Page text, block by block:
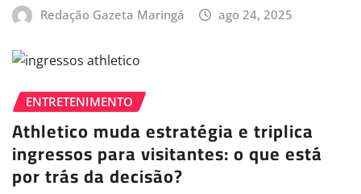
Redação Gazeta Maringá ago 24, 2025
ENTRETENIMENTO
Athletico muda estratégia e triplica
ingressos para visitantes: o que está
por trás da decisão?